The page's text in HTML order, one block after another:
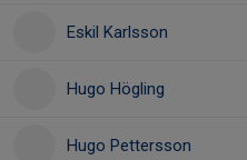
Eskil Karlsson
Hugo Högling
Hugo Pettersson